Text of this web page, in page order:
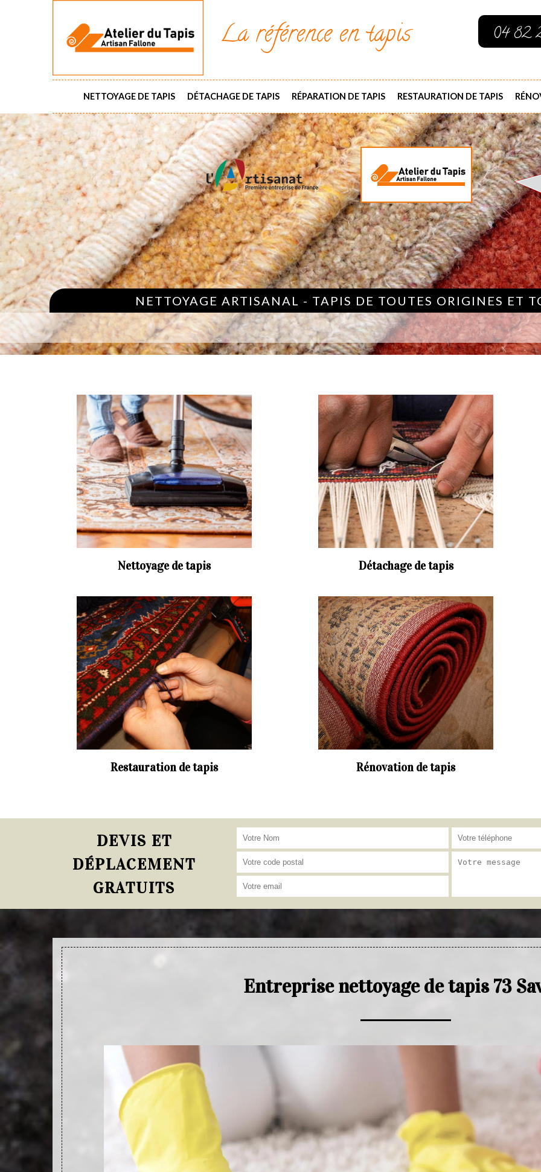
La référence en tapis 04 82
NETTOYAGE DE TAPIS DÉTACHAGE DE TAPIS RÉPARATION DE TAPIS RESTAURATION DE TAPIS
NETTOYAGE ARTISANAL - TAPIS DE TOUTES ORIGINES ET
Nettoyage de tapis Détachage de tapis
Restauration de tapis Rénovation de tapis
DEVIS ET
DÉPLACEMENT
GRATUITS
Entreprise nettoyage de tapis 73